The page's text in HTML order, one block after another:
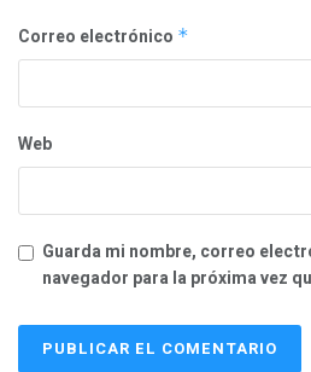
Correo electrónico *
Web
Guarda mi nombre, correo
navegador para la próxima vez